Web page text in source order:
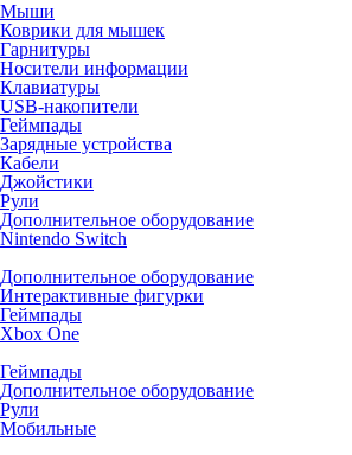
Мыши
Коврики для мышек
Гарнитуры
Носители информации
Клавиатуры
USB-накопители
Геймпады
Зарядные устройства
Кабели
Джойстики
Рули
Дополнительное оборудование
Nintendo Switch
Дополнительное оборудование
Интерактивные фигурки
Геймпады
Xbox One
Геймпады
Дополнительное оборудование
Рули
Мобильные